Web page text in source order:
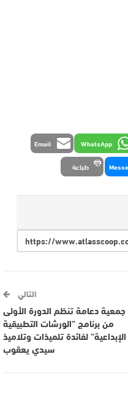
WhatsApp
Email
طباعة
التالي
جمعية دعامة تنظم الدورة الأولى
من برنامج ”الورشات التطبيقية
الإبداعية” لفائدة تلميذات وتلاميذ
سيدي يعقوب